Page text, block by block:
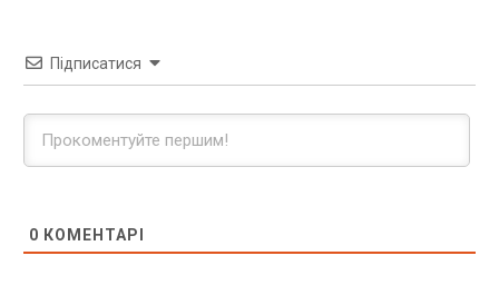
Підписатися
0 КОМЕНТАРІ